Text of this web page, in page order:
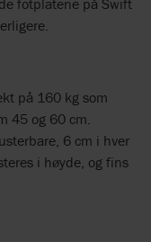
fotplatene på Swift
på 160 kg som
45 og 60 cm.
6 cm i hver
i høyde, og fins